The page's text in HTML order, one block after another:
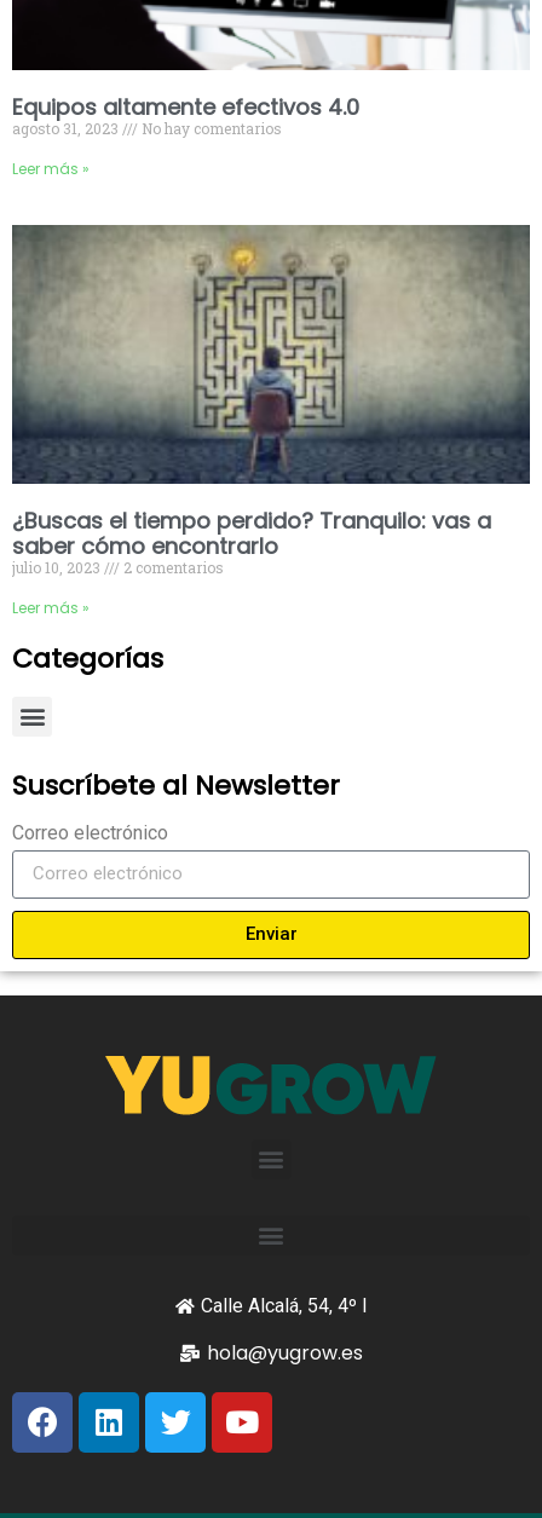
Equipos altamente efectivos 4.0
agosto 31, 2023 No hay comentarios
Leer más »
¿Buscas el tiempo perdido? Tranquilo: vas a
saber cómo encontrarlo
julio 10, 2023 2 comentarios
Leer más »
Categorías
Suscríbete al Newsletter
Correo electrónico
Enviar
Calle Alcalá, 54, 4º I
hola@yugrow.es